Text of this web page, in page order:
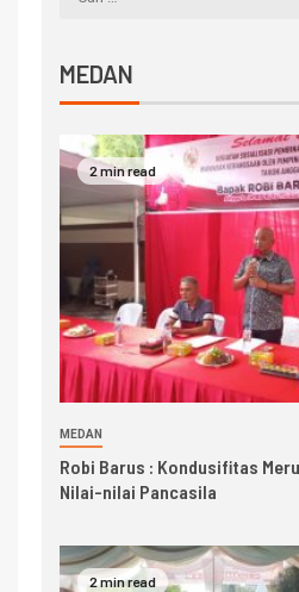
MEDAN
2 min read
MEDAN
Robi Barus : Kondusifitas
Nilai-nilai Pancasila
2 min read